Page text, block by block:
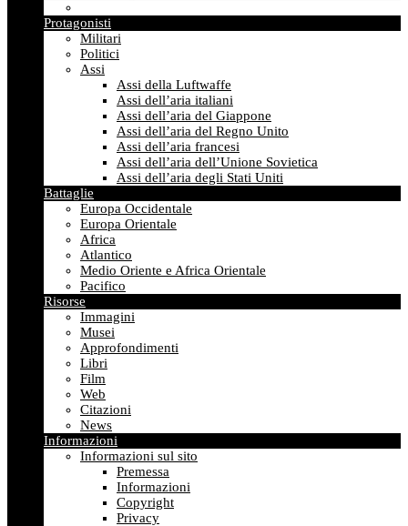
Protagonisti
Militari
Politici
Assi
Assi della Luftwaffe
Assi dell’aria italiani
Assi dell’aria del Giappone
Assi dell’aria del Regno Unito
Assi dell’aria francesi
Assi dell’aria dell’Unione Sovietica
Assi dell’aria degli Stati Uniti
Battaglie
Europa Occidentale
Europa Orientale
Africa
Atlantico
Medio Oriente e Africa Orientale
Pacifico
Risorse
Immagini
Musei
Approfondimenti
Libri
Film
Web
Citazioni
News
Informazioni
Informazioni sul sito
Premessa
Informazioni
Copyright
Privacy